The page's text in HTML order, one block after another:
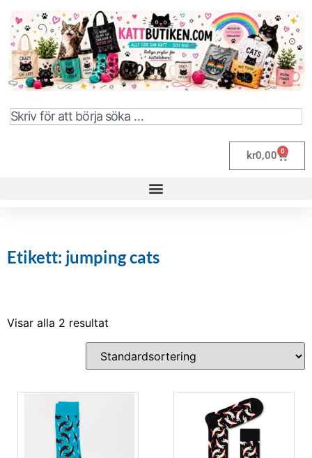
kr0,00 0
Etikett: jumping cats
Visar alla 2 resultat